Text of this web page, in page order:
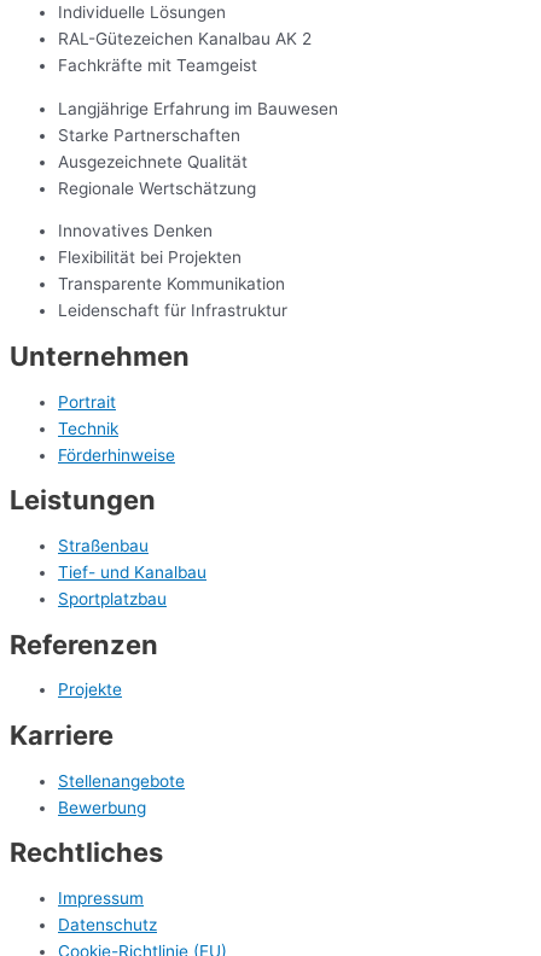
Individuelle Lösungen
RAL-Gütezeichen Kanalbau AK 2
Fachkräfte mit Teamgeist
Langjährige Erfahrung im Bauwesen
Starke Partnerschaften
Ausgezeichnete Qualität
Regionale Wertschätzung
Innovatives Denken
Flexibilität bei Projekten
Transparente Kommunikation
Leidenschaft für Infrastruktur
Unternehmen
Portrait
Technik
Förderhinweise
Leistungen
Straßenbau
Tief- und Kanalbau
Sportplatzbau
Referenzen
Projekte
Karriere
Stellenangebote
Bewerbung
Rechtliches
Impressum
Datenschutz
Cookie-Richtlinie (EU)